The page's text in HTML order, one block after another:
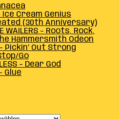
Ice Cream Genius
(30th Anniversary)
WAILERS – Roots, Rock,
Hammersmith Odeon
– Pickin’ Out Strong
Go
– Dear God
Glue